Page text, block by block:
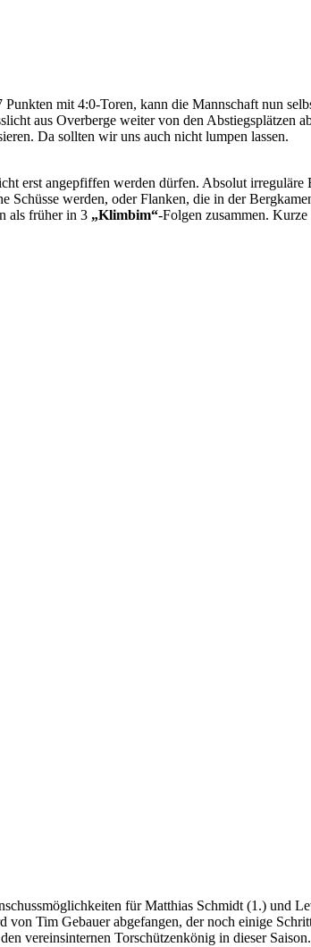
mit 4:0-Toren, kann die Mannschaft nun
aus Overberge weiter von den Abstiegsplätzen
Da sollten wir uns auch nicht lumpen lassen.
erst angepfiffen werden dürfen. Absolut irreguläre
Schüsse werden, oder Flanken, die in der
als früher in 3 „Klimbim“-Folgen zusammen. Kurze
für Matthias Schmidt (1.) und
von Tim Gebauer abgefangen, der noch einige
vereinsinternen Torschützenkönig in dieser Saison.